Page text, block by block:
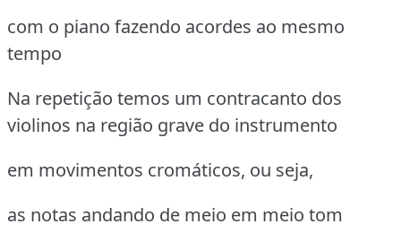
com o piano fazendo acordes ao mesmo
tempo
Na repetição temos um contracanto dos
violinos na região grave do instrumento
em movimentos cromáticos, ou seja,
as notas andando de meio em meio tom